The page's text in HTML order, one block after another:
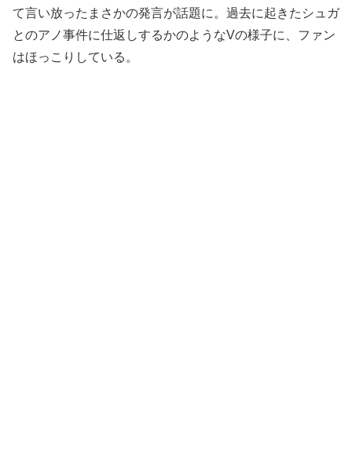
て言い放ったまさかの発言が話題に。過去に起きたシュガ
とのアノ事件に仕返しするかのようなVの様子に、ファン
はほっこりしている。